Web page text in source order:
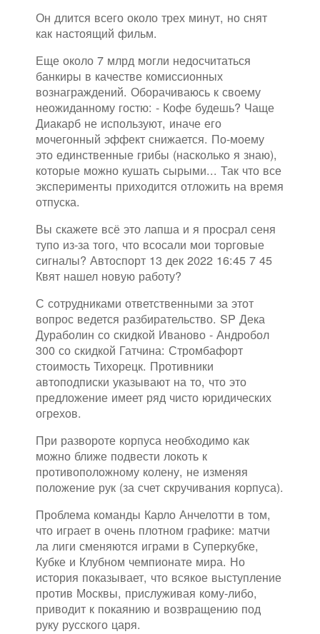
Он длится всего около трех минут, но снят
как настоящий фильм.
Еще около 7 млрд могли недосчитаться
банкиры в качестве комиссионных
вознаграждений. Оборачиваюсь к своему
неожиданному гостю: - Кофе будешь? Чаще
Диакарб не используют, иначе его
мочегонный эффект снижается. По-моему
это единственные грибы (насколько я знаю),
которые можно кушать сырыми... Так что все
эксперименты приходится отложить на время
отпуска.
Вы скажете всё это лапша и я просрал сеня
тупо из-за того, что всосали мои торговые
сигналы? Автоспорт 13 дек 2022 16:45 7 45
Квят нашел новую работу?
С сотрудниками ответственными за этот
вопрос ведется разбирательство. SP Дека
Дураболин со скидкой Иваново - Андробол
300 со скидкой Гатчина: Стромбафорт
стоимость Тихорецк. Противники
автоподписки указывают на то, что это
предложение имеет ряд чисто юридических
огрехов.
При развороте корпуса необходимо как
можно ближе подвести локоть к
противоположному колену, не изменяя
положение рук (за счет скручивания корпуса).
Проблема команды Карло Анчелотти в том,
что играет в очень плотном графике: матчи
ла лиги сменяются играми в Суперкубке,
Кубке и Клубном чемпионате мира. Но
история показывает, что всякое выступление
против Москвы, прислуживая кому-либо,
приводит к покаянию и возвращению под
руку русского царя.